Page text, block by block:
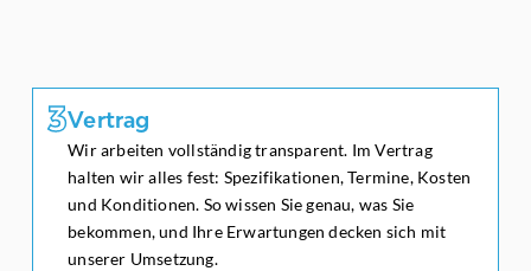
3Vertrag
Wir arbeiten vollständig transparent. Im Vertrag
halten wir alles fest: Spezifikationen, Termine, Kosten
und Konditionen. So wissen Sie genau, was Sie
bekommen, und Ihre Erwartungen decken sich mit
unserer Umsetzung.
3
Vertrag